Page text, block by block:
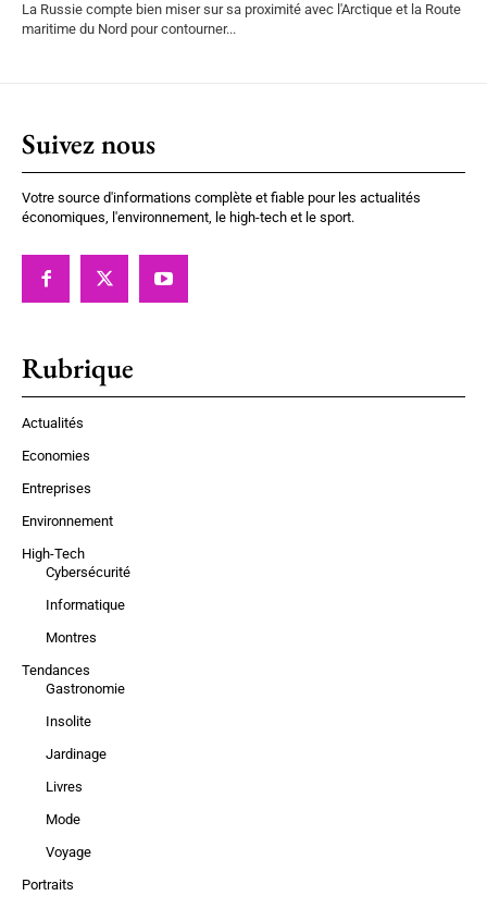
La Russie compte bien miser sur sa proximité avec l'Arctique et la Route
maritime du Nord pour contourner...
Suivez nous
Votre source d'informations complète et fiable pour les actualités
économiques, l'environnement, le high-tech et le sport.
Rubrique
Actualités
Economies
Entreprises
Environnement
High-Tech
Cybersécurité
Informatique
Montres
Tendances
Gastronomie
Insolite
Jardinage
Livres
Mode
Voyage
Portraits